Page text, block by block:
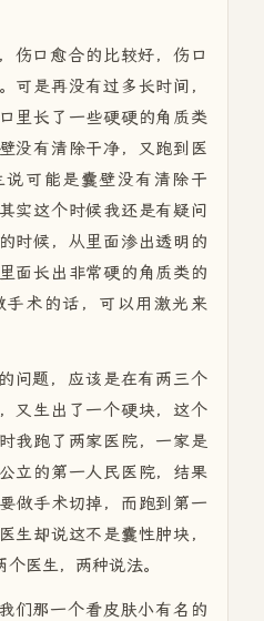
伤口愈合的比较好，伤口
可是再没有过多长时间，
里长了一些硬硬的角质类
没有清除干净，又跑到医
可能是囊壁没有清除干
实这个时候我还是有疑问
时候，从里面渗出透明的
面长出非常硬的角质类的
术的话，可以用激光来
问题，应该是在有两三个
又生出了一个硬块，这个
我跑了两家医院，一家是
立的第一人民医院，结果
做手术切掉，而跑到第一
生却说这不是囊性肿块，
医生，两种说法。
们那一个看皮肤小有名的